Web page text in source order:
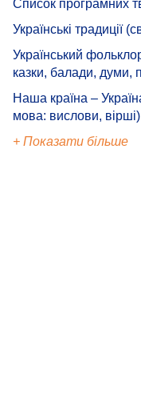
Список програмних
Українські традиції
Український
казки, балади, думи,
Наша країна –
мова: вислови, вірші)
+ Показати більше